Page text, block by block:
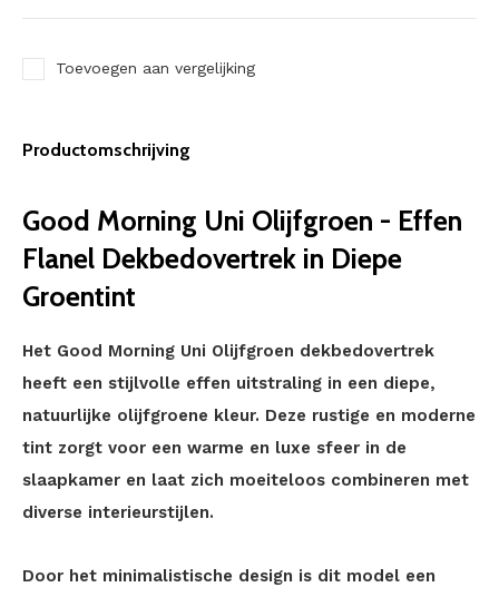
Toevoegen aan vergelijking
Productomschrijving
Good Morning Uni Olijfgroen - Effen
Flanel Dekbedovertrek in Diepe
Groentint
Het Good Morning Uni Olijfgroen dekbedovertrek
heeft een stijlvolle effen uitstraling in een diepe,
natuurlijke olijfgroene kleur. Deze rustige en moderne
tint zorgt voor een warme en luxe sfeer in de
slaapkamer en laat zich moeiteloos combineren met
diverse interieurstijlen.
Door het minimalistische design is dit model een